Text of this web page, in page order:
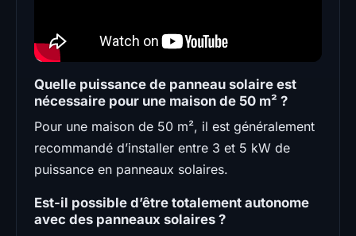
Quelle puissance de panneau solaire est
nécessaire pour une maison de 50 m² ?
Pour une maison de 50 m², il est généralement
recommandé d’installer entre 3 et 5 kW de
puissance en panneaux solaires.
Est-il possible d’être totalement autonome
avec des panneaux solaires ?